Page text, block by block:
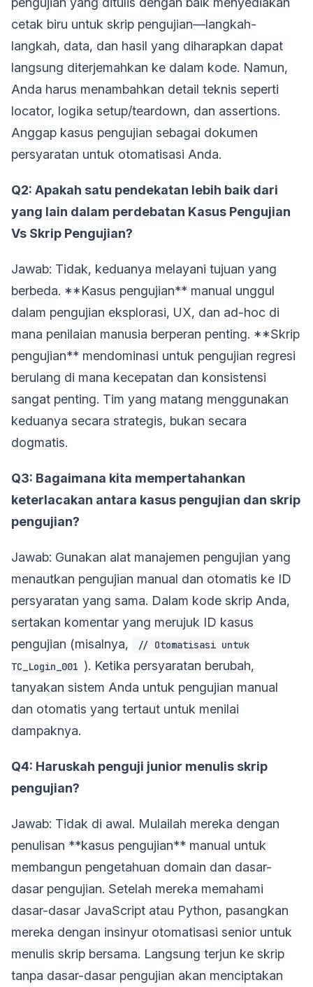
cetak biru untuk skrip pengujian—langkah-
langkah, data, dan hasil yang diharapkan dapat
langsung diterjemahkan ke dalam kode. Namun,
Anda harus menambahkan detail teknis seperti
locator, logika setup/teardown, dan assertions.
Anggap kasus pengujian sebagai dokumen
persyaratan untuk otomatisasi Anda.
Q2: Apakah satu pendekatan lebih baik dari
yang lain dalam perdebatan Kasus Pengujian
Vs Skrip Pengujian?
Jawab: Tidak, keduanya melayani tujuan yang
berbeda. **Kasus pengujian** manual unggul
dalam pengujian eksplorasi, UX, dan ad-hoc di
mana penilaian manusia berperan penting. **Skrip
pengujian** mendominasi untuk pengujian regresi
berulang di mana kecepatan dan konsistensi
sangat penting. Tim yang matang menggunakan
keduanya secara strategis, bukan secara
dogmatis.
Q3: Bagaimana kita mempertahankan
keterlacakan antara kasus pengujian dan skrip
pengujian?
Jawab: Gunakan alat manajemen pengujian yang
menautkan pengujian manual dan otomatis ke ID
persyaratan yang sama. Dalam kode skrip Anda,
sertakan komentar yang merujuk ID kasus
pengujian (misalnya,
// Otomatisasi untuk
TC_Login_001 ). Ketika persyaratan berubah,
tanyakan sistem Anda untuk pengujian manual
dan otomatis yang tertaut untuk menilai
dampaknya.
Q4: Haruskah penguji junior menulis skrip
pengujian?
Jawab: Tidak di awal. Mulailah mereka dengan
penulisan **kasus pengujian** manual untuk
membangun pengetahuan domain dan dasar-
dasar pengujian. Setelah mereka memahami
dasar-dasar JavaScript atau Python, pasangkan
mereka dengan insinyur otomatisasi senior untuk
menulis skrip bersama. Langsung terjun ke skrip
tanpa dasar-dasar pengujian akan menciptakan